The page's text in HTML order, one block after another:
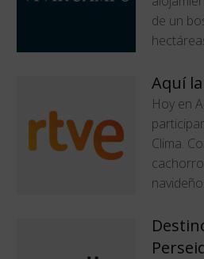
de un
Aquí
Hoy en
Clima.